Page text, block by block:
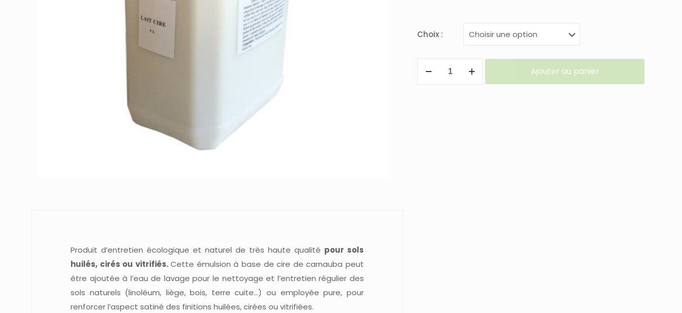
Choix :
Ajouter au panier
Produit d’entretien écologique et naturel de très haute qualité pour sols
huilés, cirés ou vitrifiés.Cette émulsion à base de cire de carnauba peut
être ajoutée à l’eau de lavage pour le nettoyage et l’entretien régulier des
sols naturels (linoléum, liège, bois, terre cuite…) ou employée pure, pour
renforcer l’aspect satiné des finitions huilées, cirées ou vitrifiées.